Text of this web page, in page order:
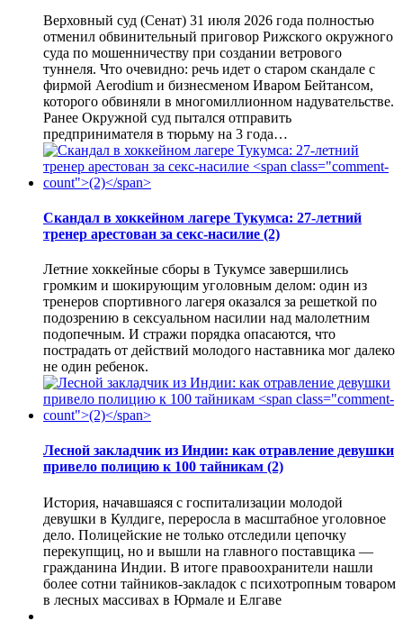
Верховный суд (Сенат) 31 июля 2026 года полностью
отменил обвинительный приговор Рижского окружного
суда по мошенничеству при создании ветрового
туннеля. Что очевидно: речь идет о старом скандале с
фирмой Aerodium и бизнесменом Иваром Бейтансом,
которого обвиняли в многомиллионном надувательстве.
Ранее Окружной суд пытался отправить
предпринимателя в тюрьму на 3 года…
Скандал в хоккейном лагере Тукумса: 27-летний
тренер арестован за секс-насилие (2)
Летние хоккейные сборы в Тукумсе завершились
громким и шокирующим уголовным делом: один из
тренеров спортивного лагеря оказался за решеткой по
подозрению в сексуальном насилии над малолетним
подопечным. И стражи порядка опасаются, что
пострадать от действий молодого наставника мог далеко
не один ребенок.
Лесной закладчик из Индии: как отравление девушки
привело полицию к 100 тайникам (2)
История, начавшаяся с госпитализации молодой
девушки в Кулдиге, переросла в масштабное уголовное
дело. Полицейские не только отследили цепочку
перекупщиц, но и вышли на главного поставщика —
гражданина Индии. В итоге правоохранители нашли
более сотни тайников-закладок с психотропным товаром
в лесных массивах в Юрмале и Елгаве